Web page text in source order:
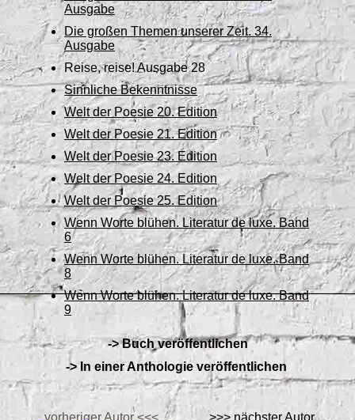
Ausgabe
Die großen Themen unserer Zeit. 34.
Ausgabe
Reise, reise! Ausgabe 28
Sinnliche Bekenntnisse
Welt der Poesie 20. Edition
Welt der Poesie 21. Edition
Welt der Poesie 23. Edition
Welt der Poesie 24. Edition
Welt der Poesie 25. Edition
Wenn Worte blühen. Literatur de luxe. Band
6
Wenn Worte blühen. Literatur de luxe. Band
8
Wenn Worte blühen. Literatur de luxe. Band
9
-> Buch veröffentlichen
-> In einer Anthologie veröffentlichen
vorheriger Autor <<< >>> nächster Autor